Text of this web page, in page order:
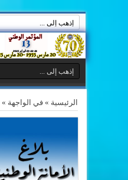
الرئيسية »في الواجهة »